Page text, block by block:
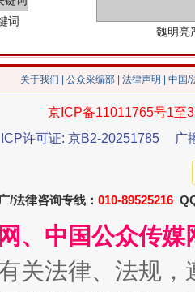
关于我们 公众采编部 法律声明 | 中国
京ICP备11011765号1至
ICP许可证: 京B2-20251785
广
/法律咨询专线： 010-89525216
、中国公众传
关法律、法规